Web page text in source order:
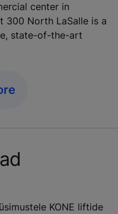
center in
300 North LaSalle is a
state-of-the-art
KONE liftide